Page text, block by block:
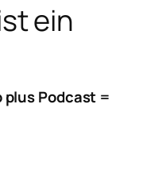
ein
Podcast =